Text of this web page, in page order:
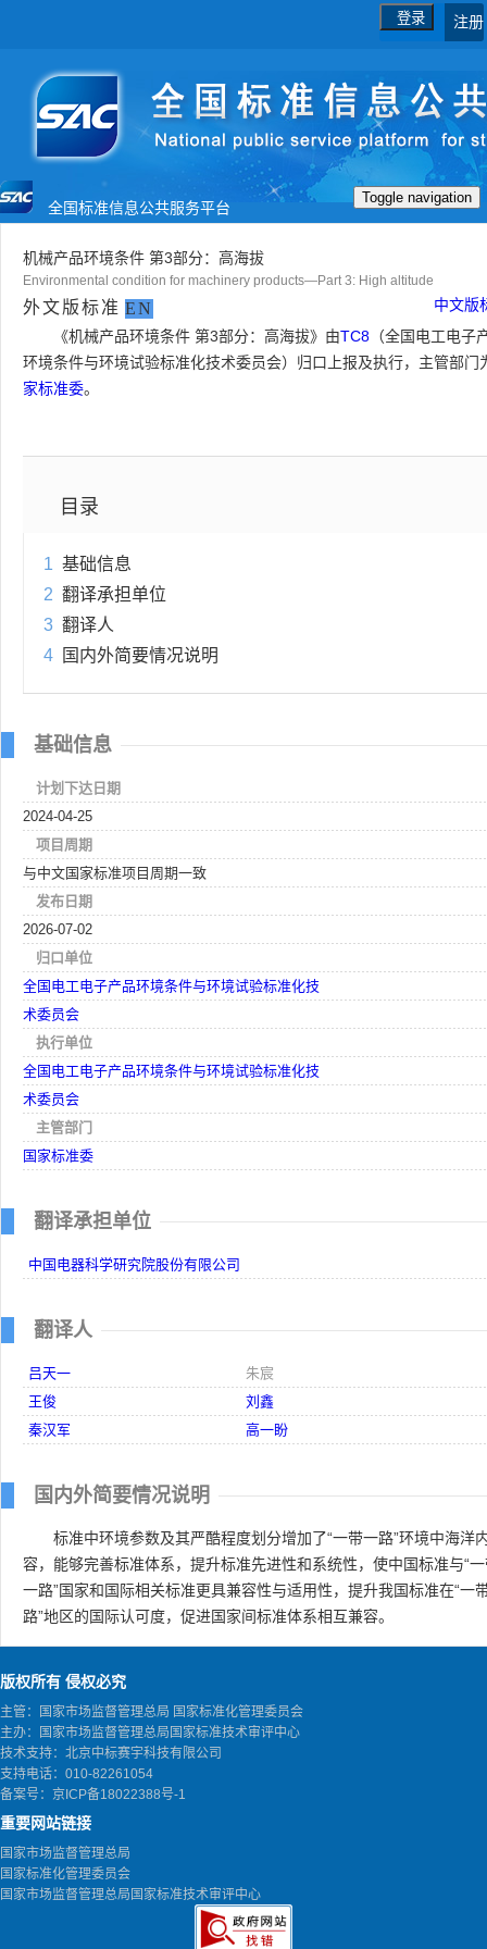
注册
登录
Toggle navigation
全国标准信息公共服务平台
首页 国家标准
地方标准 企业标准
国际标准 国外标准 技术委员会
机械产品环境条件 第3部分：高海拔
Environmental condition for machinery products—Part 3: High altitude
外文版标准 EN 中文版
《机械产品环境条件 第3部分：高海拔》由TC8 （全国电工电子
环境条件与环境试验标准化技术委员会）归口上报及执行，主管部门
家标准委。
目录
1 基础信息
2 翻译承担单位
3 翻译人
4
国内外简要情况说明
基础信息
计划下达日期
2024-04-25
项目周期
与中文国家标准项目周期一致
发布日期
2026-07-02
归口单位
全国电工电子产品环境条件与环境试验标准化技
术委员会
执行单位
全国电工电子产品环境条件与环境试验标准化技
术委员会
主管部门
国家标准委
翻译承担单位
中国电器科学研究院股份有限公司
翻译人
吕天一
朱宸
王俊
刘鑫
秦汉军
高一盼
国内外简要情况说明
标准中环境参数及其严酷程度划分增加了“一带一路”环境中海洋
容，能够完善标准体系，提升标准先进性和系统性，使中国标准与“
一路”国家和国际相关标准更具兼容性与适用性，提升我国标准在“一
路”地区的国际认可度，促进国家间标准体系相互兼容。
版权所有 侵权必究
主管：国家市场监督管理总局 国家标准化管理委员会
主办：国家市场监督管理总局国家标准技术审评中心
技术支持：北京中标赛宇科技有限公司
支持电话：010-82261054
备案号： 京ICP备18022388号-1
重要网站链接
国家市场监督管理总局
国家标准化管理委员会
国家市场监督管理总局国家标准技术审评中心